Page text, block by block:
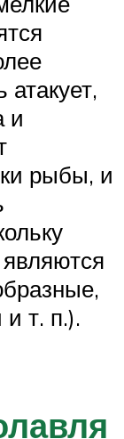
и
рыбы, и
т. п.).